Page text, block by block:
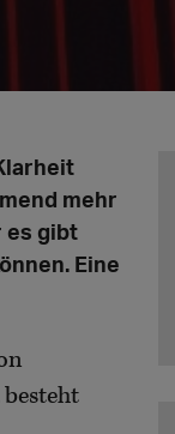
mehr
es gibt
Eine